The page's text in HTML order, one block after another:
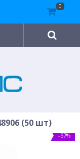
(50 шт)
-57%
0